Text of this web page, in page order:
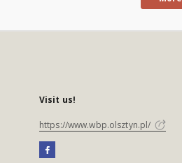
Visit us!
https://www.wbp.olsztyn.pl/